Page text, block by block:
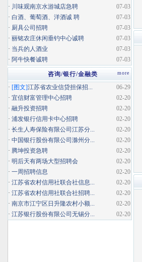
07-03
· 川味观南京水游城店急聘
07-03
· 白酒、葡萄酒、洋酒诚 聘
07-03
· 厨具公司招聘
07-03
· 丽铭农庄休闲垂钓中心诚聘
07-03
· 当兵的人酒业
07-03
· 阿牛快餐诚聘
more
咨询/银行/金融类
06-29
· [图文]江苏省农业信贷担保招...
02-20
· 宜信财富管理中心招聘
02-20
· 融升投资招聘
02-20
· 浦发银行信用卡中心招聘
02-20
· 长生人寿保险有限公司江苏分...
02-20
· 中国银行股份有限公司滁州分...
02-20
· 腾坤投资急聘
02-20
· 明后天有两场大型招聘会
02-20
· 一周招聘信息
02-20
· 江苏省农村信用社联合社信息...
02-20
· 江苏省农村信用社联合社招聘...
02-20
· 南京市江宁区日升隆农村小额...
02-20
· 江苏银行股份有限公司无锡分...